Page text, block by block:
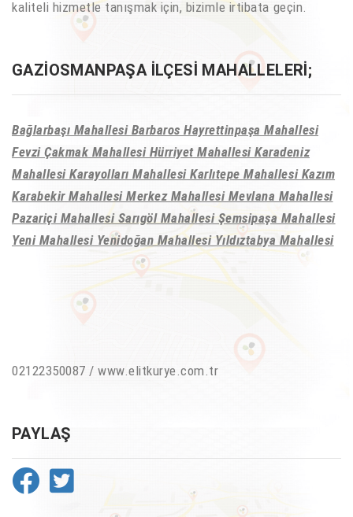
kaliteli hizmetle tanışmak için, bizimle irtibata geçin.
GAZIOSMANPAŞA İLÇESI MAHALLELERI;
Bağlarbaşı Mahallesi Barbaros Hayrettinpaşa Mahallesi
Fevzi Çakmak Mahallesi Hürriyet Mahallesi Karadeniz
Mahallesi Karayolları Mahallesi Karlıtepe Mahallesi Kazım
Karabekir Mahallesi Merkez Mahallesi Mevlana Mahallesi
Pazariçi Mahallesi Sarıgöl Mahallesi Şemsipaşa Mahallesi
Yeni Mahallesi Yenidoğan Mahallesi Yıldıztabya Mahallesi
02122350087 / www.elitkurye.com.tr
PAYLAŞ